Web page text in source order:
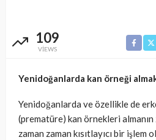
109
VIEWS
Yenidoğanlarda kan örneği
Yenidoğanlarda ve özellikle de
(prematüre) kan örnekleri
zaman zaman kısıtlayıcı bir